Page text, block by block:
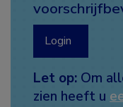
Login
Let op: Om
zien heeft u